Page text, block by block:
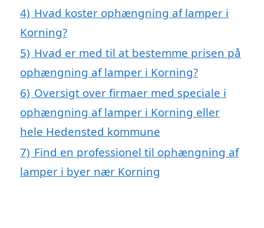
4) Hvad koster ophængning af lamper i
Korning?
5) Hvad er med til at bestemme prisen på
ophængning af lamper i Korning?
6) Oversigt over firmaer med speciale i
ophængning af lamper i Korning eller
hele Hedensted kommune
7) Find en professionel til ophængning af
lamper i byer nær Korning